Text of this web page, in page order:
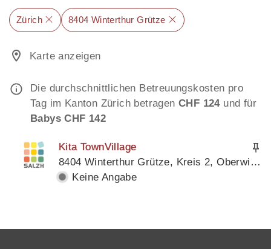
Zürich 8404 Winterthur Grütze
Karte anzeigen
Die durchschnittlichen Betreuungskosten pro
Tag im Kanton Zürich betragen CHF 124und für
Babys CHF 142
Kita TownVillage
8404 Winterthur Grütze, Kreis 2, Oberwinterthur, Kanton Zürich
Keine Angabe